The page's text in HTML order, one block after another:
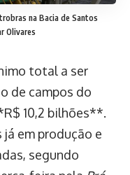
na Bacia de Santos
Olivares
total a ser
de campos do
10,2 bilhões**.
em produção e
segundo